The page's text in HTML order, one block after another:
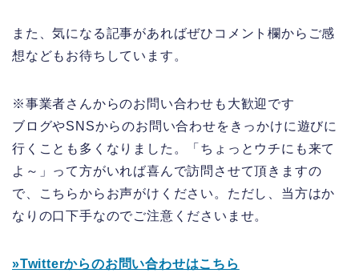
また、気になる記事があればぜひコメント欄からご感
想などもお待ちしています。
※事業者さんからのお問い合わせも大歓迎です
ブログやSNSからのお問い合わせをきっかけに遊びに
行くことも多くなりました。「ちょっとウチにも来て
よ～」って方がいれば喜んで訪問させて頂きますの
で、こちらからお声がけください。ただし、当方はか
なりの口下手なのでご注意くださいませ。
»Twitterからのお問い合わせはこちら